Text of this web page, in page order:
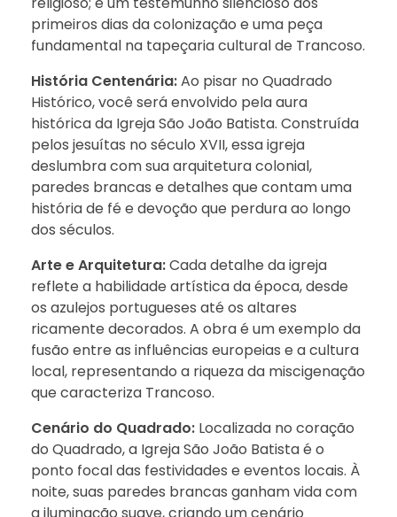
primeiros dias da colonização e uma peça
fundamental na tapeçaria cultural de Trancoso.
História Centenária:Ao pisar no Quadrado
Histórico, você será envolvido pela aura
histórica da Igreja São João Batista. Construída
pelos jesuítas no século XVII, essa igreja
deslumbra com sua arquitetura colonial,
paredes brancas e detalhes que contam uma
história de fé e devoção que perdura ao longo
dos séculos.
Arte e Arquitetura:Cada detalhe da igreja
reflete a habilidade artística da época, desde
os azulejos portugueses até os altares
ricamente decorados. A obra é um exemplo da
fusão entre as influências europeias e a cultura
local, representando a riqueza da miscigenação
que caracteriza Trancoso.
Cenário do Quadrado: Localizada no coração
do Quadrado, a Igreja São João Batista é o
ponto focal das festividades e eventos locais. À
noite, suas paredes brancas ganham vida com
a iluminação suave, criando um cenário